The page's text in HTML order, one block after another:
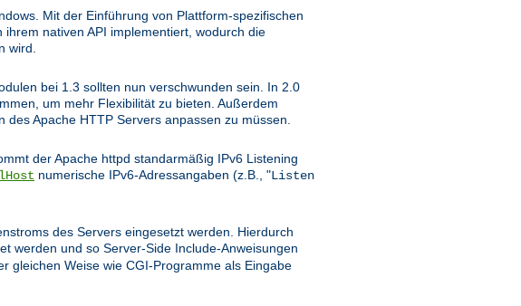
Mit der Einführung von Plattform-spezifischen
nativen API implementiert, wodurch die
wird.
bei 1.3 sollten nun verschwunden sein. In 2.0
um mehr Flexibilität zu bieten. Außerdem
Apache HTTP Servers anpassen zu müssen.
der Apache httpd standarmäßig IPv6 Listening
numerische IPv6-Adressangaben (z.B., "Listen
des Servers eingesetzt werden. Hierdurch
werden und so Server-Side Include-Anweisungen
gleichen Weise wie CGI-Programme als Eingabe